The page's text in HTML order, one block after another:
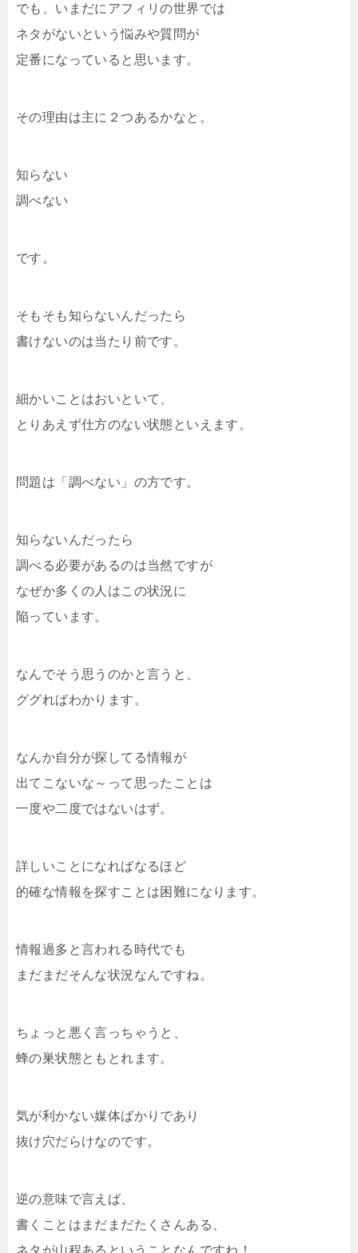
でも、いまだにアフィリの世界では
ネタがないという悩みや質問が
定番になっていると思います。
その理由は主に２つあるかなと。
知らない
調べない
です。
そもそも知らないんだったら
書けないのは当たり前です。
細かいことはおいといて、
とりあえず仕方のない状態といえます。
問題は「調べない」の方です。
知らないんだったら
調べる必要があるのは当然ですが
なぜか多くの人はこの状況に
陥っています。
なんでそう思うのかと言うと、
ググればわかります。
なんか自分が探してる情報が
出てこないな～って思ったことは
一度や二度ではないはず。
詳しいことになればなるほど
的確な情報を探すことは困難になります。
情報過多と言われる時代でも
まだまだそんな状況なんですね。
ちょっと悪く言っちゃうと、
蜂の巣状態ともとれます。
気が利かない媒体ばかりであり
抜け穴だらけなのです。
逆の意味で言えば、
書くことはまだまだたくさんある、
ネタが山程あるということなんですね！